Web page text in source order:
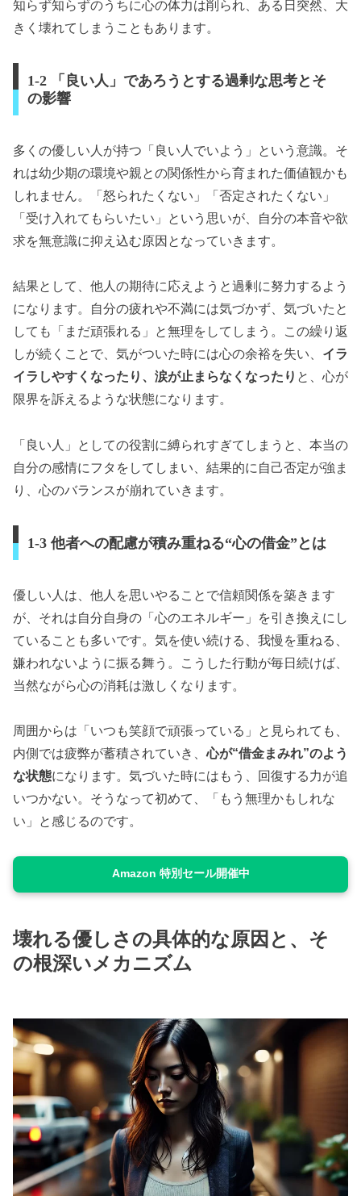
知らず知らずのうちに心の体力は削られ、ある日突然、大
きく壊れてしまうこともあります。
1-2 「良い人」であろうとする過剰な思考とそ
の影響
多くの優しい人が持つ「良い人でいよう」という意識。そ
れは幼少期の環境や親との関係性から育まれた価値観かも
しれません。「怒られたくない」「否定されたくない」
「受け入れてもらいたい」という思いが、自分の本音や欲
求を無意識に抑え込む原因となっていきます。
結果として、他人の期待に応えようと過剰に努力するよう
になります。自分の疲れや不満には気づかず、気づいたと
しても「まだ頑張れる」と無理をしてしまう。この繰り返
しが続くことで、気がついた時には心の余裕を失い、 イラ
イラしやすくなったり、涙が止まらなくなったり と、心が
限界を訴えるような状態になります。
「良い人」としての役割に縛られすぎてしまうと、本当の
自分の感情にフタをしてしまい、結果的に自己否定が強ま
り、心のバランスが崩れていきます。
1-3 他者への配慮が積み重ねる“心の借金”とは
優しい人は、他人を思いやることで信頼関係を築きます
が、それは自分自身の「心のエネルギー」を引き換えにし
ていることも多いです。気を使い続ける、我慢を重ねる、
嫌われないように振る舞う。こうした行動が毎日続けば、
当然ながら心の消耗は激しくなります。
周囲からは「いつも笑顔で頑張っている」と見られても、
内側では疲弊が蓄積されていき、心が“借金まみれ”のよう
な状態になります。気づいた時にはもう、回復する力が追
いつかない。そうなって初めて、「もう無理かもしれな
い」と感じるのです。
Amazon 特別セール開催中
壊れる優しさの具体的な原因と、そ
の根深いメカニズム